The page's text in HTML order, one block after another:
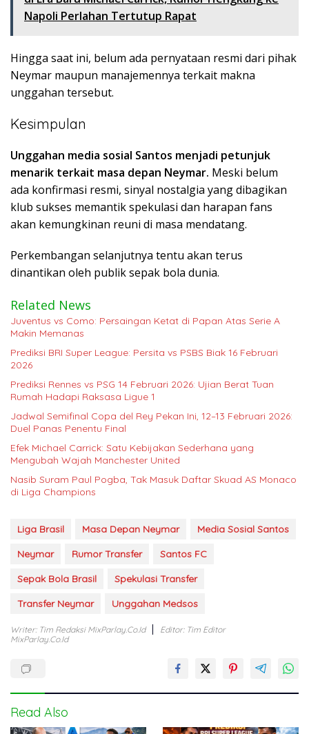
Napoli Perlahan Tertutup Rapat
Hingga saat ini, belum ada pernyataan resmi dari pihak
Neymar maupun manajemennya terkait makna
unggahan tersebut.
Kesimpulan
Unggahan media sosial Santos menjadi petunjuk
menarik terkait masa depan Neymar. Meski belum
ada konfirmasi resmi, sinyal nostalgia yang dibagikan
klub sukses memantik spekulasi dan harapan fans
akan kemungkinan reuni di masa mendatang.
Perkembangan selanjutnya tentu akan terus
dinantikan oleh publik sepak bola dunia.
Related News
Juventus vs Como: Persaingan Ketat di Papan Atas Serie A
Makin Memanas
Prediksi BRI Super League: Persita vs PSBS Biak 16 Februari
2026
Prediksi Rennes vs PSG 14 Februari 2026: Ujian Berat Tuan
Rumah Hadapi Raksasa Ligue 1
Jadwal Semifinal Copa del Rey Pekan Ini, 12–13 Februari 2026:
Duel Panas Penentu Final
Efek Michael Carrick: Satu Kebijakan Sederhana yang
Mengubah Wajah Manchester United
Nasib Suram Paul Pogba, Tak Masuk Daftar Skuad AS Monaco
di Liga Champions
Liga Brasil Masa Depan Neymar
Media Sosial Santos
Neymar
Rumor Transfer
Santos FC
Sepak Bola Brasil
Spekulasi Transfer
Transfer Neymar
Unggahan Medsos
Writer: Tim Redaksi MixParlay.co.id
Editor: Tim Editor
MixParlay.co.id
Read Also